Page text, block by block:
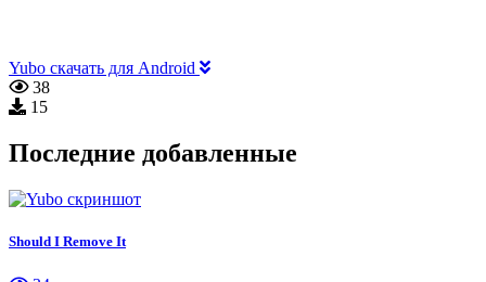
Yubo скачать для Android
38
15
Последние добавленные
Should I Remove It